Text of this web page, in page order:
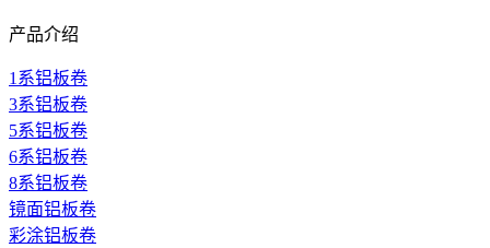
产品介绍
1系铝板卷
3系铝板卷
5系铝板卷
6系铝板卷
8系铝板卷
镜面铝板卷
彩涂铝板卷